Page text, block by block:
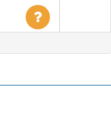
Уточнити
ціну